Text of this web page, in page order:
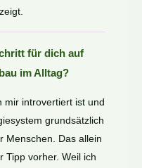
für dich auf
im Alltag?
mir introvertiert ist und
grundsätzlich
Menschen. Das allein
Tipp vorher. Weil ich